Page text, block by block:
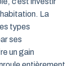
La
types
ses
un gain